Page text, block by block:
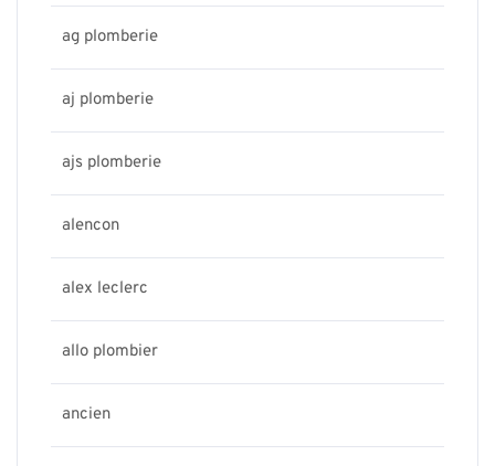
ag plomberie
aj plomberie
ajs plomberie
alencon
alex leclerc
allo plombier
ancien